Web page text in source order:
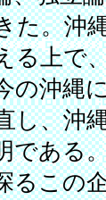
た。沖
る上で
の沖縄
し、沖
である
るこの